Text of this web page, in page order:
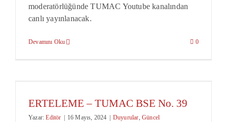
moderatörlüğünde TUMAC Youtube kanalından
canlı yayınlanacak.
Devamını Oku 0
ERTELEME – TUMAC BSE No. 39
Yazar:Editör | 16 Mayıs, 2024 | Duyurular,Güncel